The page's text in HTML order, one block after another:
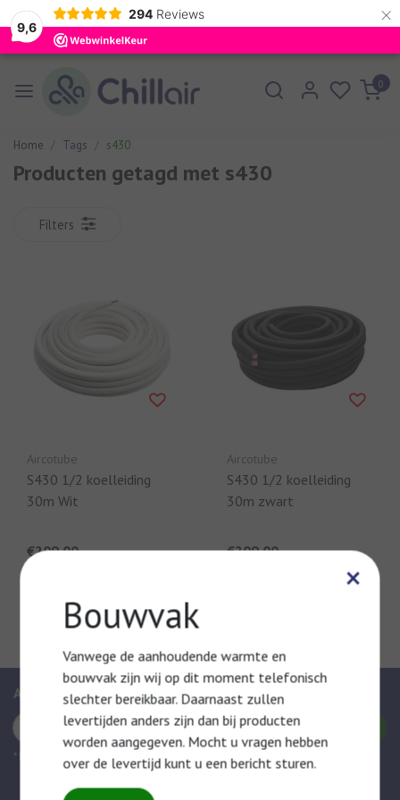
9,6
294 Reviews ×
0
Home Tags s430
Producten getagd met s430
Filters
Aircotube
S430 1/2 koelleiding
30m Wit
€209,00
Aircotube
S430 1/2 koelleiding
30m zwart
€209,00
Abonneer je op onze nieuwsbrief
* Door te abonneren, gaat uw akkoord met onze Privacy Policy.
Mijn account
×
Bouwvak
Vanwege de aanhoudende warmte en
bouwvak zijn wij op dit moment telefonisch
slechter bereikbaar. Daarnaast zullen
levertijden anders zijn dan bij producten
worden aangegeven. Mocht u vragen hebben
over de levertijd kunt u een bericht sturen.